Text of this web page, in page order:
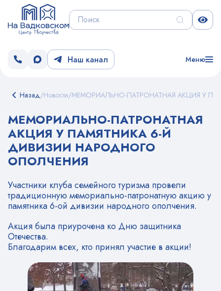
Наш канал Меню
Назад/Новости/МЕМОРИАЛЬНО-ПАТРОНАТНАЯ АКЦИЯ У
МЕМОРИАЛЬНО-ПАТРОНАТНАЯ
АКЦИЯ У ПАМЯТНИКА 6-Й
ДИВИЗИИ НАРОДНОГО
ОПОЛЧЕНИЯ
Участники клуба семейного туризма провели
традиционную мемориально-патронатную акцию у
памятника 6-ой дивизии народного ополчения.
Акция была приурочена ко Дню защитника
Отечества.
Благодарим всех, кто принял участие в акции!